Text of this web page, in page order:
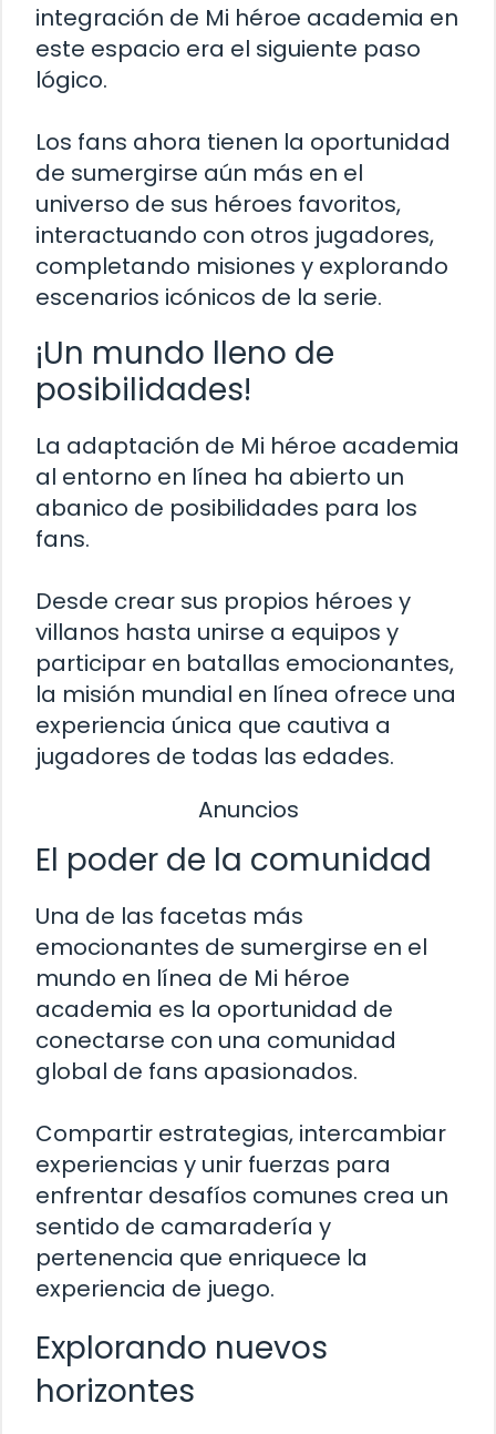
integración de Mi héroe academia en
este espacio era el siguiente paso
lógico.
Los fans ahora tienen la oportunidad
de sumergirse aún más en el
universo de sus héroes favoritos,
interactuando con otros jugadores,
completando misiones y explorando
escenarios icónicos de la serie.
¡Un mundo lleno de
posibilidades!
La adaptación de Mi héroe academia
al entorno en línea ha abierto un
abanico de posibilidades para los
fans.
Desde crear sus propios héroes y
villanos hasta unirse a equipos y
participar en batallas emocionantes,
la misión mundial en línea ofrece una
experiencia única que cautiva a
jugadores de todas las edades.
Anuncios
El poder de la comunidad
Una de las facetas más
emocionantes de sumergirse en el
mundo en línea de Mi héroe
academia es la oportunidad de
conectarse con una comunidad
global de fans apasionados.
Compartir estrategias, intercambiar
experiencias y unir fuerzas para
enfrentar desafíos comunes crea un
sentido de camaradería y
pertenencia que enriquece la
experiencia de juego.
Explorando nuevos
horizontes